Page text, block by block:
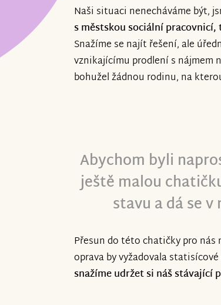
Naši situaci nenecháváme být,
s městskou sociální
Snažíme se najít řešení, ale
vznikajícímu prodlení s nájmem
bohužel žádnou rodinu, na
Abychom byli
ještě malou
stavu a dá se
Přesun do této chatičky pro nás
oprava by vyžadovala
snažíme udržet si náš stávající